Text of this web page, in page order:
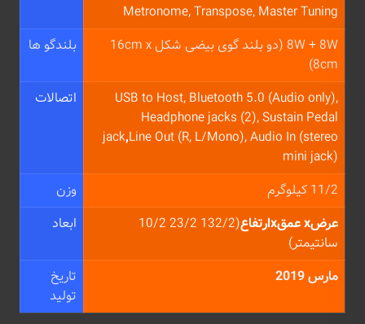
Metronome, Transpose, Master Tuning
8W + 8W (دو بلند گوی بیضی شکل 16cm x
8cm)
بلندگو ها
USB to Host, Bluetooth 5.0 (Audio only),
Headphone jacks (2), Sustain Pedal
jack,Line Out (R, L/Mono), Audio In (stereo
mini jack)
اتصالات
11/2 کیلوگرم
وزن
عرضx عمقx
ارتفاع
(132/2 23/2 10/2
سانتیمتر)
ابعاد
مارس 2019
تاریخ
تولید